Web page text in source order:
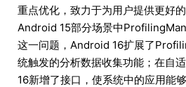
重点优化，致力于为用户提供更好
Android 15部分场景中
这一问题，Android 16扩展了
统触发的分析数据收集功能；在自
16新增了接口，使系统中的应用能